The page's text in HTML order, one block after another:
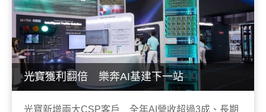
光寶獲利翻倍 樂奔AI基建下一站
光寶新增兩大CSP客戶 全年AI營收超過3成、長期